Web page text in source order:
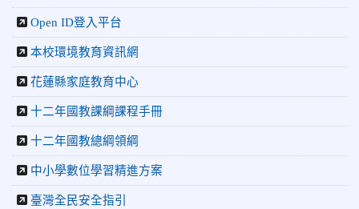
Open ID登入平台
本校環境教育資訊網
花蓮縣家庭教育中心
十二年國教課綱課程手冊
十二年國教總綱領綱
中小學數位學習精進方案
臺灣全民安全指引